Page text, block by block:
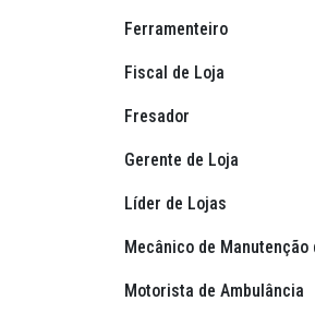
Ferramenteiro
Fiscal de Loja
Fresador
Gerente de Loja
Líder de Lojas
Mecânico de Manutenção
Motorista de Ambulância